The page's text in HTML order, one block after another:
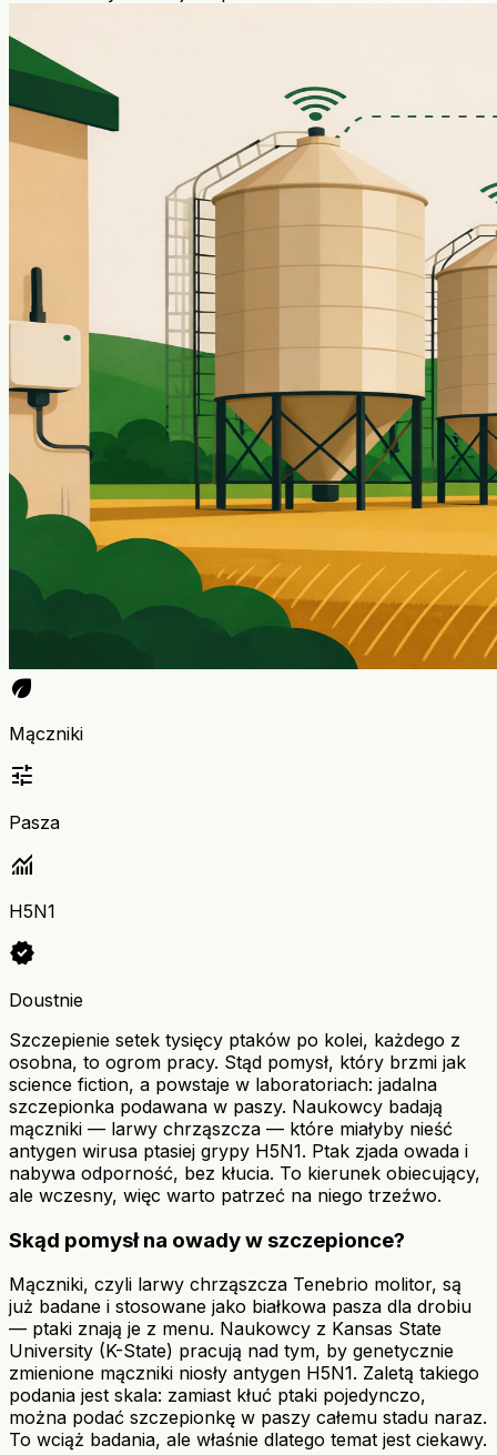
eco
Mączniki
tune
Pasza
monitoring
H5N1
verified
Doustnie
Szczepienie setek tysięcy ptaków po kolei, każdego z
osobna, to ogrom pracy. Stąd pomysł, który brzmi jak
science fiction, a powstaje w laboratoriach: jadalna
szczepionka podawana w paszy. Naukowcy badają
mączniki — larwy chrząszcza — które miałyby nieść
antygen wirusa ptasiej grypy H5N1. Ptak zjada owada i
nabywa odporność, bez kłucia. To kierunek obiecujący,
ale wczesny, więc warto patrzeć na niego trzeźwo.
Skąd pomysł na owady w szczepionce?
Mączniki, czyli larwy chrząszcza Tenebrio molitor, są
już badane i stosowane jako białkowa pasza dla drobiu
— ptaki znają je z menu. Naukowcy z Kansas State
University (K-State) pracują nad tym, by genetycznie
zmienione mączniki niosły antygen H5N1. Zaletą takiego
podania jest skala: zamiast kłuć ptaki pojedynczo,
można podać szczepionkę w paszy całemu stadu naraz.
To wciąż badania, ale właśnie dlatego temat jest ciekawy.